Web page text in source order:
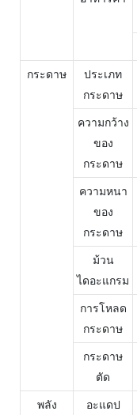
กระดาษ
ประเภท
กระดาษ
ความกว้าง
ของ
กระดาษ
ความหนา
ของ
กระดาษ
ม้วน
ไดอะแกรม
การโหลด
กระดาษ
กระดาษ
ตัด
พลัง
อะแดป